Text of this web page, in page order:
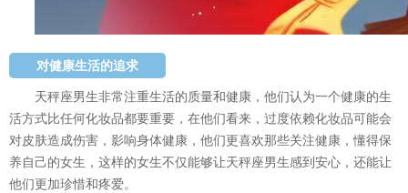
对健康生活的追求
天秤座男生非常注重生活的质量和健康，他们认为一个健康的生
活方式比任何化妆品都要重要，在他们看来，过度依赖化妆品可能会
对皮肤造成伤害，影响身体健康，他们更喜欢那些关注健康，懂得保
养自己的女生，这样的女生不仅能够让天秤座男生感到安心，还能让
他们更加珍惜和疼爱。